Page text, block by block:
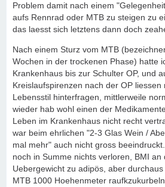
Problem damit nach einem
aufs Rennrad oder MTB zu steigen zu
das laesst sich letztens dann doch
Nach einem Sturz vom MTB
Wochen in der trockenen Phase) hatte
Krankenhaus bis zur Schulter OP, und
Kreislaufspirenzen nach der OP liessen
Lebensstil hinterfragen, mittlerweile
wieder hab wohl einen der
Leben im Krankenhaus nicht recht
war beim ehrlichen "2-3 Glas Wein /
mal mehr" auch nicht gross
noch in Summe nichts verloren, BMI an
Uebergewicht zu adipös, aber
MTB 1000 Hoehenmeter